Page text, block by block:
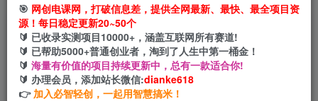
启哥抖店无货源店群陪跑计划，一个人在家就能做
的副业，月入10000+
网创电课网
2年前发布
🎯 网创电课网，打破信息差，提供全网最新、最快、最全项目资
源！每日稳定更新20~50个
🔰 已收录实测项目10000+，涵盖互联网所有赛道!
🔰 已帮助5000+普通创业者，淘到了人生中第一桶金！
🔰 海量有价值的项目持续更新中，总有一款适合你!
🔰 办理会员，添加站长微信:dianke618
👉 加入必智轻创，一起用智慧搞米！